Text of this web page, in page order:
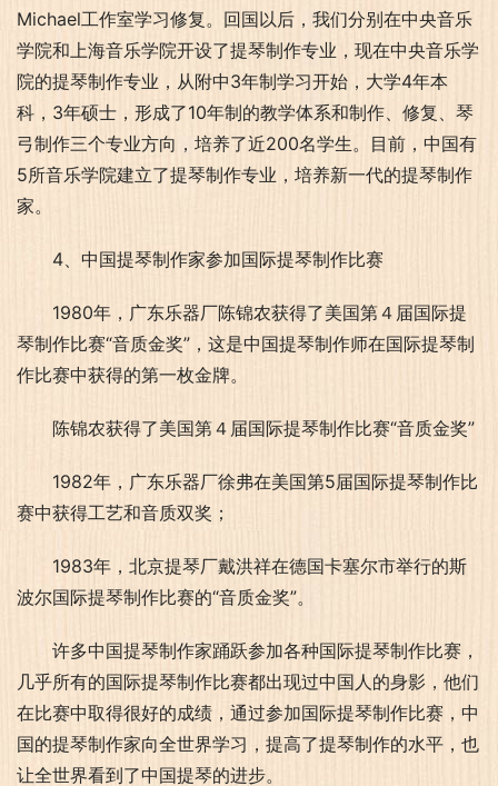
Michael工作室学习修复。回国以后，我们分别在中央音乐
学院和上海音乐学院开设了提琴制作专业，现在中央音乐学
院的提琴制作专业，从附中3年制学习开始，大学4年本
科，3年硕士，形成了10年制的教学体系和制作、修复、琴
弓制作三个专业方向，培养了近200名学生。目前，中国有
5所音乐学院建立了提琴制作专业，培养新一代的提琴制作
家。
4、中国提琴制作家参加国际提琴制作比赛
1980年，广东乐器厂陈锦农获得了美国第４届国际提
琴制作比赛“音质金奖”，这是中国提琴制作师在国际提琴制
作比赛中获得的第一枚金牌。
陈锦农获得了美国第４届国际提琴制作比赛“音质金奖”
1982年，广东乐器厂徐弗在美国第5届国际提琴制作比
赛中获得工艺和音质双奖；
1983年，北京提琴厂戴洪祥在德国卡塞尔市举行的斯
波尔国际提琴制作比赛的“音质金奖”。
许多中国提琴制作家踊跃参加各种国际提琴制作比赛，
几乎所有的国际提琴制作比赛都出现过中国人的身影，他们
在比赛中取得很好的成绩，通过参加国际提琴制作比赛，中
国的提琴制作家向全世界学习，提高了提琴制作的水平，也
让全世界看到了中国提琴的进步。